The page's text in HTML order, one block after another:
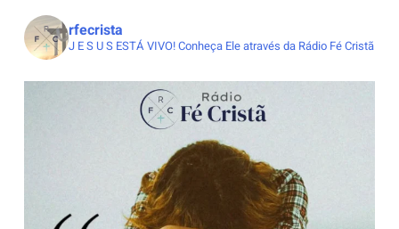
rfecrista
J E S U S ESTÁ VIVO!Conheça Ele através da Rádio Fé Cristã